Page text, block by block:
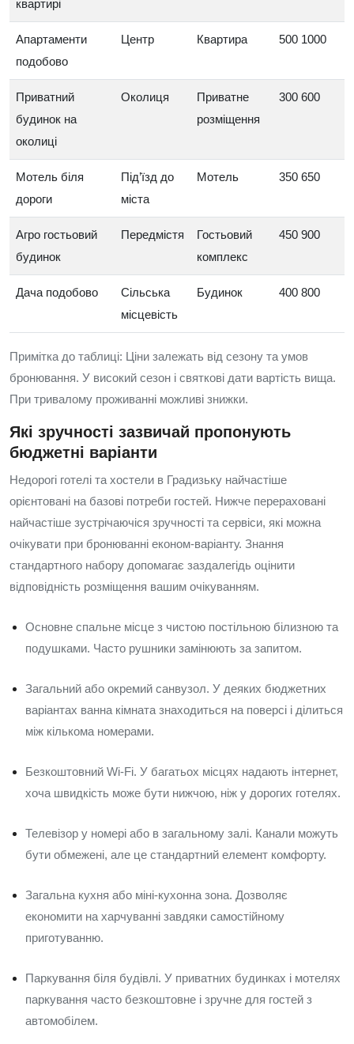
квартирі
Апартаменти
подобово
Центр Квартира 500 1000
Приватний
будинок на
околиці
Околиця
Приватне
розміщення
300 600
Мотель біля
дороги
Під’їзд до
міста
Мотель 350 650
Агро гостьовий
будинок
Передмістя
Гостьовий
комплекс
450 900
Дача подобово
Сільська
місцевість
Будинок 400 800
Примітка до таблиці: Ціни залежать від сезону та умов
бронювання. У високий сезон і святкові дати вартість вища.
При тривалому проживанні можливі знижки.
Які зручності зазвичай пропонують
бюджетні варіанти
Недорогі готелі та хостели в Градизьку найчастіше
орієнтовані на базові потреби гостей. Нижче перераховані
найчастіше зустрічаючіся зручності та сервіси, які можна
очікувати при бронюванні економ-варіанту. Знання
стандартного набору допомагає заздалегідь оцінити
відповідність розміщення вашим очікуванням.
Основне спальне місце з чистою постільною білизною та
подушками. Часто рушники замінюють за запитом.
Загальний або окремий санвузол. У деяких бюджетних
варіантах ванна кімната знаходиться на поверсі і ділиться
між кількома номерами.
Безкоштовний Wi-Fi. У багатьох місцях надають інтернет,
хоча швидкість може бути нижчою, ніж у дорогих готелях.
Телевізор у номері або в загальному залі. Канали можуть
бути обмежені, але це стандартний елемент комфорту.
Загальна кухня або міні-кухонна зона. Дозволяє
економити на харчуванні завдяки самостійному
приготуванню.
Паркування біля будівлі. У приватних будинках і мотелях
паркування часто безкоштовне і зручне для гостей з
автомобілем.